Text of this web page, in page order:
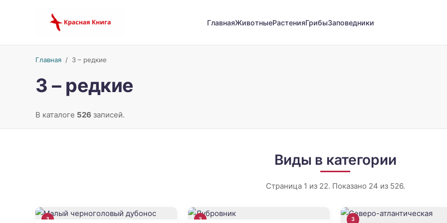
ГлавнаяЖивотныеРастенияГрибыЗаповедники
Главная/ 3 – редкие
3 – редкие
В каталоге 526 записей.
Виды в категории
Страница 1 из 22. Показано 24 из 526.
3 3 3